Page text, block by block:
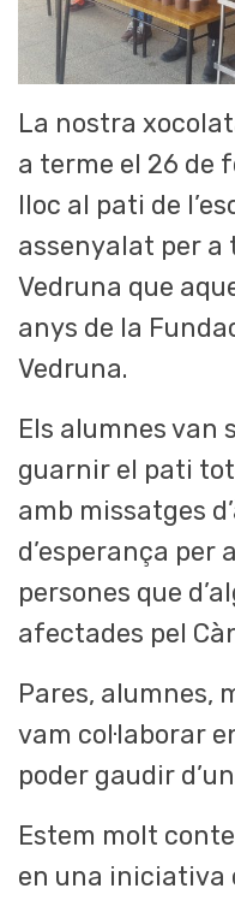
La nostra
a terme el 26 de
lloc al pati de
assenyalat per a
Vedruna que
anys de la
Vedruna.
Els alumnes van
guarnir el pati
amb missatges
d’esperança per
persones que
afectades pel
Pares, alumnes,
vam col·laborar
poder gaudir
Estem molt
en una iniciativa